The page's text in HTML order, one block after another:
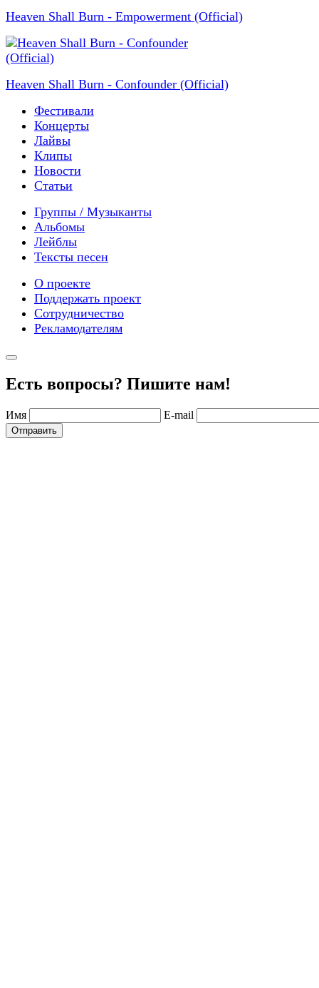
Heaven Shall Burn - Empowerment (Official)
Heaven Shall Burn - Confounder (Official)
Фестивали
Концерты
Лайвы
Клипы
Новости
Статьи
Группы / Музыканты
Альбомы
Лейблы
Тексты песен
О проекте
Поддержать проект
Сотрудничество
Рекламодателям
Есть вопросы? Пишите нам!
Имя E-mail